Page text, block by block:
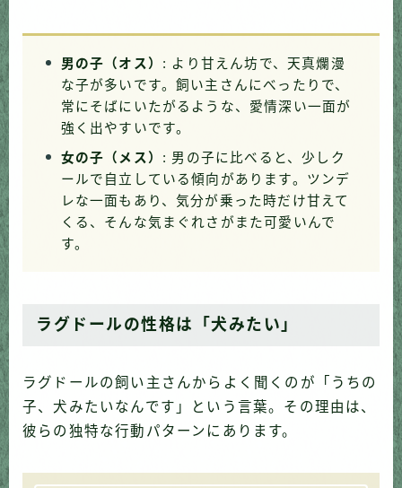
男の子（オス） : より甘えん坊で、天真爛漫
な子が多いです。飼い主さんにべったりで、
常にそばにいたがるような、愛情深い一面が
強く出やすいです。
女の子（メス） : 男の子に比べると、少しク
ールで自立している傾向があります。ツンデ
レな一面もあり、気分が乗った時だけ甘えて
くる、そんな気まぐれさがまた可愛いんで
す。
ラグドールの性格は「犬みたい」
ラグドールの飼い主さんからよく聞くのが「うちの
子、犬みたいなんです」という言葉。その理由は、
彼らの独特な行動パターンにあります。